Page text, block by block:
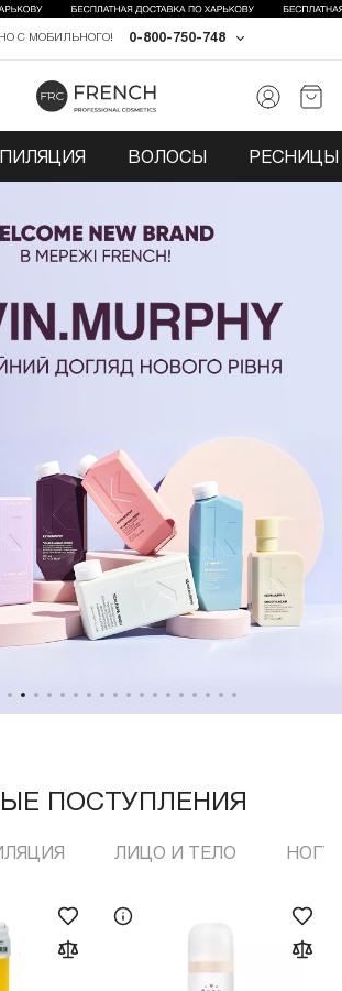
0-800-750-748
С МОБИЛЬНОГО!
ВОЛОСЫ РЕСНИЦЫ
ПОСТУПЛЕНИЯ
ЛИЦО И ТЕЛО